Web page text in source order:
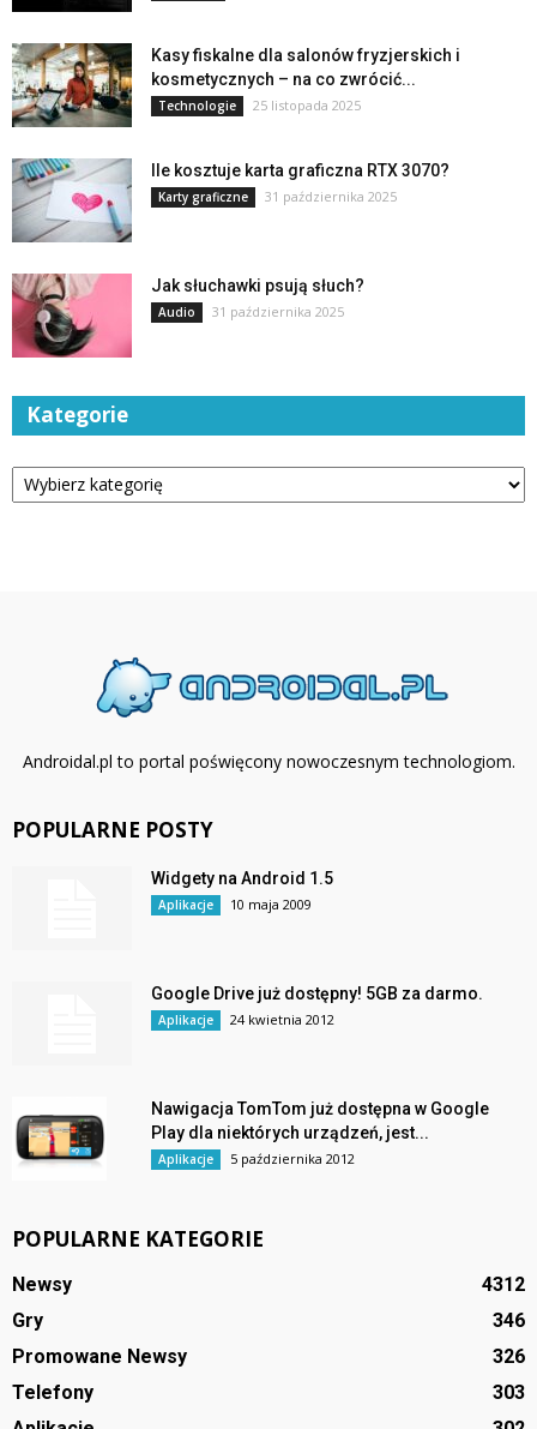
Kasy fiskalne dla salonów fryzjerskich i
kosmetycznych – na co zwrócić...
Technologie 25 listopada 2025
Ile kosztuje karta graficzna RTX 3070?
Karty graficzne 31 października 2025
Jak słuchawki psują słuch?
Audio 31 października 2025
Kategorie
Kategorie
Androidal.pl to portal poświęcony nowoczesnym technologiom.
POPULARNE POSTY
Widgety na Android 1.5
Aplikacje 10 maja 2009
Google Drive już dostępny! 5GB za darmo.
Aplikacje 24 kwietnia 2012
Nawigacja TomTom już dostępna w Google
Play dla niektórych urządzeń, jest...
Aplikacje 5 października 2012
POPULARNE KATEGORIE
Newsy
4312
Gry
346
Promowane Newsy
326
Telefony
303